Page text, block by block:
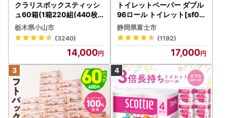
クラリスボックスティッシ
ュ60箱(1箱220組(440枚))
(5個入り×12セット)【配送
不可地域：離島・沖縄県】
【1256759】
栃木県小山市
(3240)
14,000
トイレットペーパー ダブル
96ロール トイレット[sf00
1-012]
静岡県富士市
(1192)
17,000